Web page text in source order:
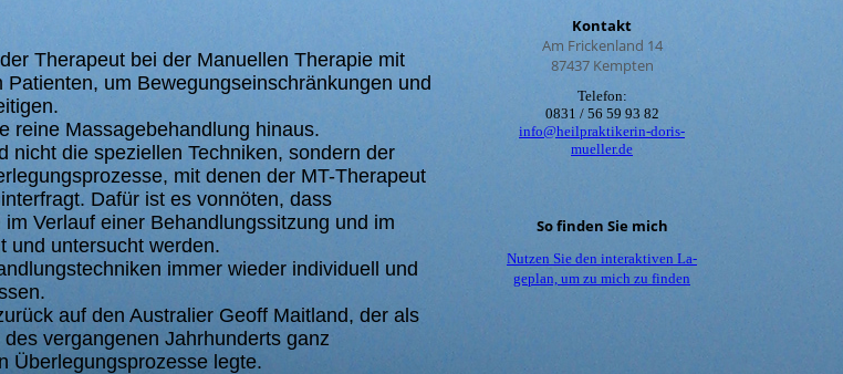
Therapeut bei der Manuellen Therapie mit
um Bewegungseinschränkungen und
reine Massagebehandlung hinaus.
nicht die speziellen Techniken, sondern der
mit denen der MT-Therapeut
Dafür ist es vonnöten, dass
Verlauf einer Behandlungssitzung und im
und untersucht werden.
immer wieder individuell und
auf den Australier Geoff Maitland, der als
vergangenen Jahrhunderts ganz
Überlegungsprozesse legte.
Kontakt
Am Frickenland 14
87437 Kempten
Telefon:
0831 / 56 59 93 82
info@heilpraktikerin-doris-
mueller.de
So finden Sie mich
Nutzen Sie den interaktiven La­
ge­plan, um zu mich zu finden